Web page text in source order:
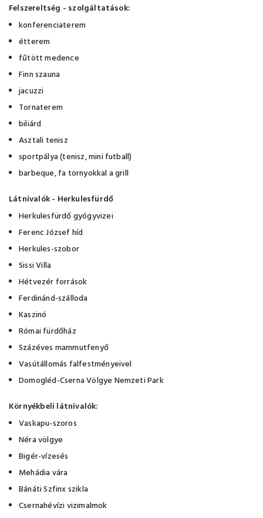
Felszereltség - szolgáltatások:
konferenciaterem
étterem
fűtött medence
Finn szauna
jacuzzi
Tornaterem
biliárd
Asztali tenisz
sportpálya (tenisz, mini futball)
barbeque, fa tornyokkal a grill
Látnivalók - Herkulesfürdő
Herkulesfürdő gyógyvizei
Ferenc József híd
Herkules-szobor
Sissi Villa
Hétvezér források
Ferdinánd-szálloda
Kaszinó
Római fürdőház
Százéves mammutfenyő
Vasútállomás falfestményeivel
Domogléd-Cserna Völgye Nemzeti Park
Környékbeli látnivalók:
Vaskapu-szoros
Néra völgye
Bigér-vízesés
Mehádia vára
Bánáti Szfinx szikla
Csernahévízi vizimalmok